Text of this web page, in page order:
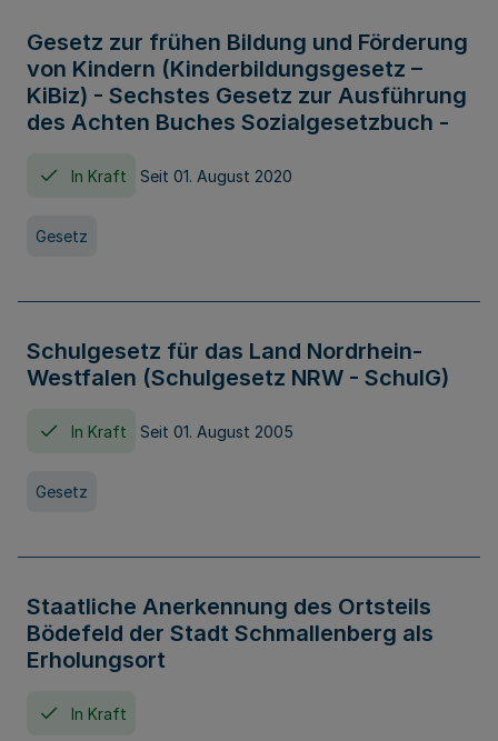
Gesetz zur frühen Bildung und Förderung
von Kindern (Kinderbildungsgesetz –
KiBiz) - Sechstes Gesetz zur Ausführung
des Achten Buches Sozialgesetzbuch -
In Kraft Seit 01. August 2020
Gesetz
Schulgesetz für das Land Nordrhein-
Westfalen (Schulgesetz NRW - SchulG)
In Kraft Seit 01. August 2005
Gesetz
Staatliche Anerkennung des Ortsteils
Bödefeld der Stadt Schmallenberg als
Erholungsort
In Kraft